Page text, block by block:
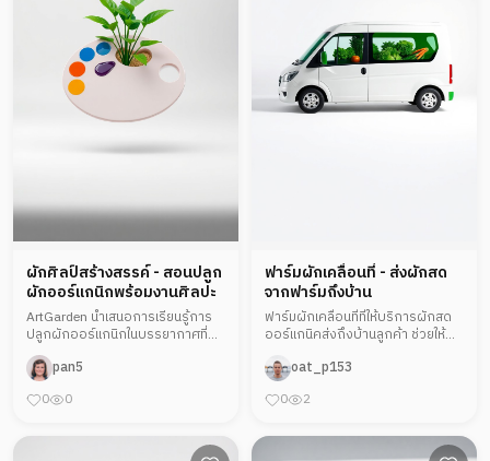
ผักศิลป์สร้างสรรค์ - สอนปลูก
ผักออร์แกนิกพร้อมงานศิลปะ
ArtGarden นำเสนอการเรียนรู้การ
ปลูกผักออร์แกนิกในบรรยากาศที่
สร้างสรรค์ พร้อมแนะนำวิธี
สร้างสรรค์งานศิลปะจากผัก. เหมาะ
สำหรับคนรักศิลปะและสุขภาพที่
ต้องการเรียนรู้การปลูกผักในรูป
pan5
0
0
ฟาร์มผักเคลื่อนที่ - ส่งผักสด
จากฟาร์มถึงบ้าน
ฟาร์มผักเคลื่อนที่ที่ให้บริการผักสด
ออร์แกนิคส่งถึงบ้านลูกค้า ช่วยให้ผู้
ง่ายๆ ลดการเดินทางไปซื้อและช่วย
สนับสนุนเกษตรกรท้องถิ่น
oat_p153
0
2